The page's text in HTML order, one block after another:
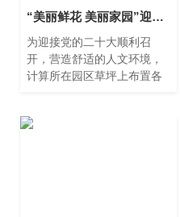
“美丽鲜花 美丽家园”迎接党的二十大顺利召开 计算所园区布置郁金香花展
为迎接党的二十大顺利召
开，营造舒适的人文环境，
计算所在园区草坪上布置各